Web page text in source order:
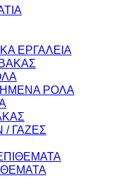
ΕΡΓΑΛΕΙΑ
ΡΟΛΑ
/ ΓΑΖΕΣ